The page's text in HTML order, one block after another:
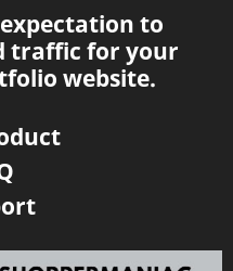
to
traffic for your
website.